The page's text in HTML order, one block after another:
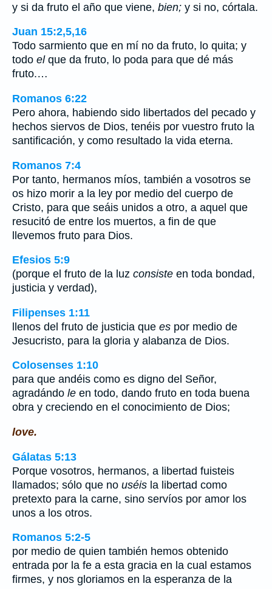
y si da fruto el año que viene, bien; y si no, córtala.
Juan 15:2,5,16
Todo sarmiento que en mí no da fruto, lo quita; y
todo elque da fruto, lo poda para que dé más
fruto.…
Romanos 6:22
Pero ahora, habiendo sido libertados del pecado y
hechos siervos de Dios, tenéis por vuestro fruto la
santificación, y como resultado la vida eterna.
Romanos 7:4
Por tanto, hermanos míos, también a vosotros se
os hizo morir a la ley por medio del cuerpo de
Cristo, para que seáis unidos a otro, a aquel que
resucitó de entre los muertos, a fin de que
llevemos fruto para Dios.
Efesios 5:9
(porque el fruto de la luz consiste en toda bondad,
justicia y verdad),
Filipenses 1:11
llenos del fruto de justicia que es por medio de
Jesucristo, para la gloria y alabanza de Dios.
Colosenses 1:10
para que andéis como es digno del Señor,
agradándo le en todo, dando fruto en toda buena
obra y creciendo en el conocimiento de Dios;
love.
Gálatas 5:13
Porque vosotros, hermanos, a libertad fuisteis
llamados; sólo que no uséis la libertad como
pretexto para la carne, sino servíos por amor los
unos a los otros.
Romanos 5:2-5
por medio de quien también hemos obtenido
entrada por la fe a esta gracia en la cual estamos
firmes, y nos gloriamos en la esperanza de la